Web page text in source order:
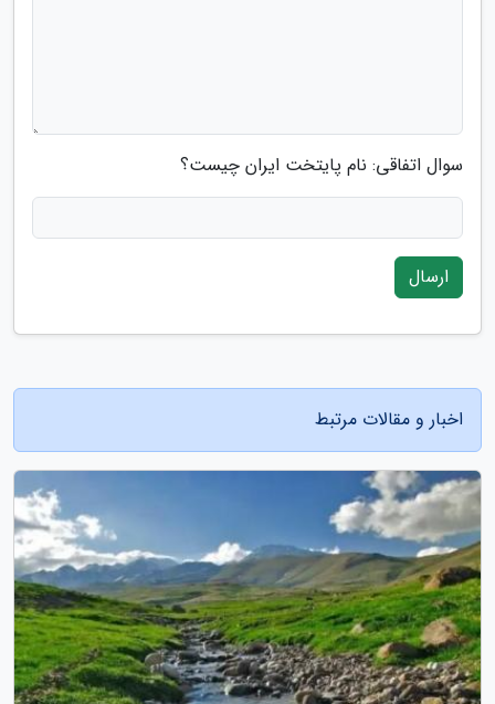
سوال اتفاقی: نام پایتخت ایران چیست؟
ارسال
اخبار و مقالات مرتبط